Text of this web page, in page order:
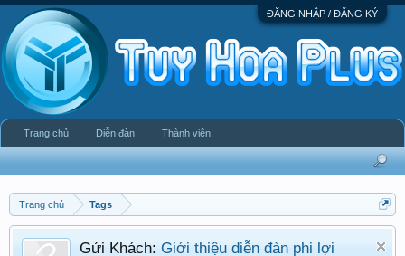
ĐĂNG NHẬP / ĐĂNG KÝ
Trang chủ Tags
Gửi Khách: Giới thiệu diễn đàn phi lợi
Trang chủ Diễn đàn Thành viên